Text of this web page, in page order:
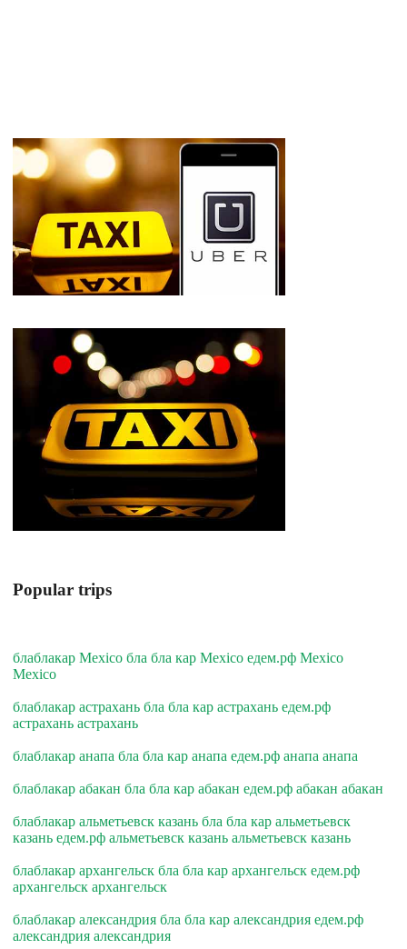
Popular trips
блаблакар Mexico бла бла кар Mexico едем.рф Mexico
Mexico
блаблакар астрахань бла бла кар астрахань едем.рф
астрахань астрахань
блаблакар анапа бла бла кар анапа едем.рф анапа анапа
блаблакар абакан бла бла кар абакан едем.рф абакан абакан
блаблакар альметьевск казань бла бла кар альметьевск
казань едем.рф альметьевск казань альметьевск казань
блаблакар архангельск бла бла кар архангельск едем.рф
архангельск архангельск
блаблакар александрия бла бла кар александрия едем.рф
александрия александрия